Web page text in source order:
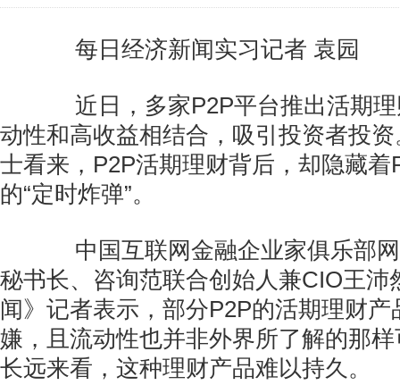
每日经济新闻实习记者 袁园
近日，多家P2P平台推出活期理
动性和高收益相结合，吸引投资者投
士看来，P2P活期理财背后，却隐藏着
的“定时炸弹”。
中国互联网金融企业家俱乐部网
秘书长、咨询范联合创始人兼CIO王沛
闻》记者表示，部分P2P的活期理财
嫌，且流动性也并非外界所了解的那样
长远来看，这种理财产品难以持久。